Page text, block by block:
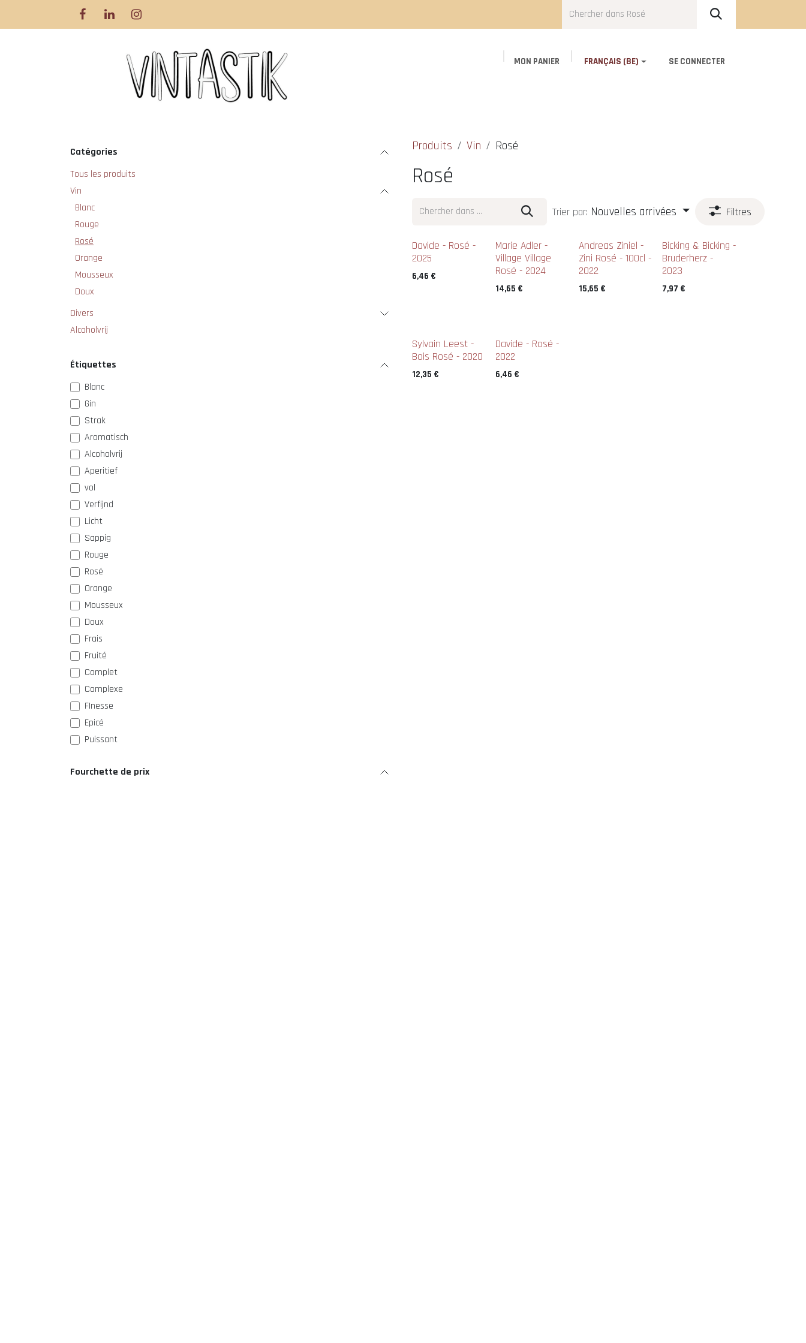
Se rendre au contenu
MON PANIER FRANÇAIS (BE) SE CONNECTER
Catégories
Tous les produits
Vin
Blanc
Rouge
Rosé
Orange
Mousseux
Doux
Divers
Alcoholvrij
Étiquettes
Blanc
Gin
Strak
Aromatisch
Alcoholvrij
Aperitief
vol
Verfijnd
Licht
Sappig
Rouge
Rosé
Orange
Mousseux
Doux
Frais
Fruité
Complet
Complexe
FInesse
Epicé
Puissant
Fourchette de prix
Produits Vin Rosé
Rosé
Trier par: Nouvelles arrivées Filtres
Davide - Rosé -
2025
6,46 €
Nouveau !
Marie Adler -
Village Village
Rosé - 2024
14,65 €
Andreas Ziniel -
Zini Rosé - 100cl -
2022
15,65 €
Bicking & Bicking -
Bruderherz -
2023
7,97 €
Sylvain Leest -
Bois Rosé - 2020
12,35 €
Davide - Rosé -
2022
6,46 €